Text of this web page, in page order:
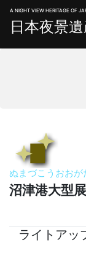
A NIGHT VIEW HERITAGE OF
日本夜景
ぬまづこうおおが
沼津港大型
ライトアッ